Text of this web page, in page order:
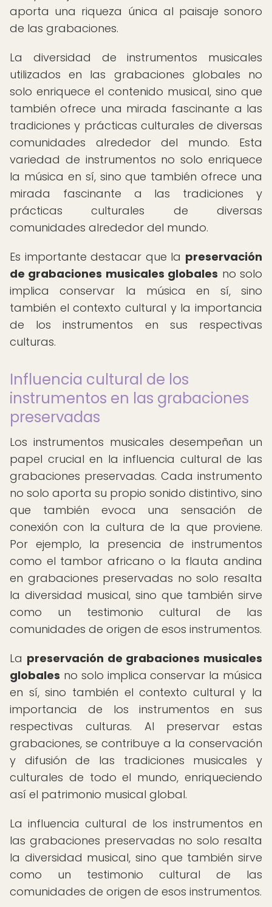
aporta una riqueza única al paisaje sonoro
de las grabaciones.
La diversidad de instrumentos musicales
utilizados en las grabaciones globales no
solo enriquece el contenido musical, sino que
también ofrece una mirada fascinante a las
tradiciones y prácticas culturales de diversas
comunidades alrededor del mundo. Esta
variedad de instrumentos no solo enriquece
la música en sí, sino que también ofrece una
mirada fascinante a las tradiciones y
prácticas culturales de diversas
comunidades alrededor del mundo.
Es importante destacar que la preservación
de grabaciones musicales globales no solo
implica conservar la música en sí, sino
también el contexto cultural y la importancia
de los instrumentos en sus respectivas
culturas.
Influencia cultural de los
instrumentos en las grabaciones
preservadas
Los instrumentos musicales desempeñan un
papel crucial en la influencia cultural de las
grabaciones preservadas. Cada instrumento
no solo aporta su propio sonido distintivo, sino
que también evoca una sensación de
conexión con la cultura de la que proviene.
Por ejemplo, la presencia de instrumentos
como el tambor africano o la flauta andina
en grabaciones preservadas no solo resalta
la diversidad musical, sino que también sirve
como un testimonio cultural de las
comunidades de origen de esos instrumentos.
La preservación de grabaciones musicales
globales no solo implica conservar la música
en sí, sino también el contexto cultural y la
importancia de los instrumentos en sus
respectivas culturas. Al preservar estas
grabaciones, se contribuye a la conservación
y difusión de las tradiciones musicales y
culturales de todo el mundo, enriqueciendo
así el patrimonio musical global.
La influencia cultural de los instrumentos en
las grabaciones preservadas no solo resalta
la diversidad musical, sino que también sirve
como un testimonio cultural de las
comunidades de origen de esos instrumentos.